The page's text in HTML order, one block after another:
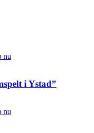
nu
i Ystad”
nu